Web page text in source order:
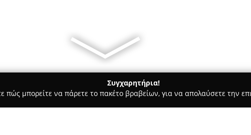
Συγχαρητήρια!
πώς μπορείτε να πάρετε το πακέτο βραβείων, για να απολαύσετε την